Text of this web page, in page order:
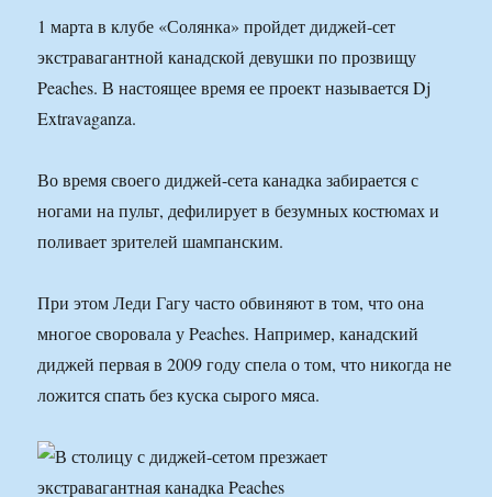
1 марта в клубе «Солянка» пройдет диджей-сет
экстравагантной канадской девушки по прозвищу
Peaches. В настоящее время ее проект называется Dj
Extravaganza.
Во время своего диджей-сета канадка забирается с
ногами на пульт, дефилирует в безумных костюмах и
поливает зрителей шампанским.
При этом Леди Гагу часто обвиняют в том, что она
многое своровала у Peaches. Например, канадский
диджей первая в 2009 году спела о том, что никогда не
ложится спать без куска сырого мяса.